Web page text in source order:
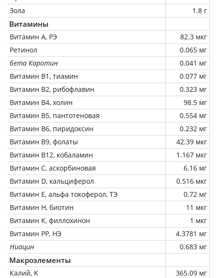
Зола
1.8 г
Витамины
Витамин А, РЭ
82.3 мкг
Ретинол
0.065 мг
бета Каротин
0.041 мг
Витамин В1, тиамин
0.077 мг
Витамин В2, рибофлавин
0.323 мг
Витамин В4, холин
98.5 мг
Витамин В5, пантотеновая
0.554 мг
Витамин В6, пиридоксин
0.232 мг
Витамин В9, фолаты
42.39 мкг
Витамин В12, кобаламин
1.167 мкг
Витамин C, аскорбиновая
6.16 мг
Витамин D, кальциферол
0.516 мкг
Витамин Е, альфа токоферол, ТЭ
0.72 мг
Витамин Н, биотин
11 мкг
Витамин К, филлохинон
1 мкг
Витамин РР, НЭ
4.3781 мг
Ниацин
0.683 мг
Макроэлементы
Калий, K
365.09 мг